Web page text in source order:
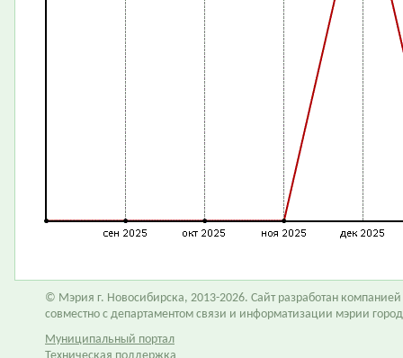
© Мэрия г. Новосибирска, 2013-2026. Сайт разработан компанией
совместно с департаментом связи и информатизации мэрии
Муниципальный портал